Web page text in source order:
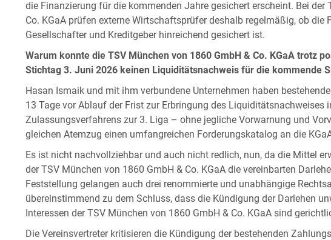
die Finanzierung für die kommenden Jahre gesichert erscheint. Bei der
Co. KGaA prüfen externe Wirtschaftsprüfer deshalb regelmäßig, ob die
Gesellschafter und Kreditgeber hinreichend gesichert ist.
Warum konnte die TSV München von 1860 GmbH & Co. KGaA trotz
Stichtag 3. Juni 2026 keinen Liquiditätsnachweis für die kommende
Hasan Ismaik und mit ihm verbundene Unternehmen haben
13 Tage vor Ablauf der Frist zur Erbringung des Liquiditätsnachweises
Zulassungsverfahrens zur 3. Liga – ohne jegliche Vorwarnung und
gleichen Atemzug einen umfangreichen Forderungskatalog an die
Es ist nicht nachvollziehbar und auch nicht redlich, nun, da die Mittel
der TSV München von 1860 GmbH & Co. KGaA die vereinbarten
Feststellung gelangen auch drei renommierte und unabhängige
übereinstimmend zu dem Schluss, dass die Kündigung der Darlehen
Interessen der TSV München von 1860 GmbH & Co. KGaA sind
Die Vereinsvertreter kritisieren die Kündigung der bestehenden